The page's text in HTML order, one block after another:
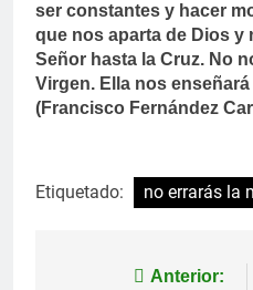
ser constantes y hacer
que nos aparta de Dios y
Señor hasta la Cruz. No
Virgen. Ella nos
(Francisco Fernández
Etiquetado: no errarás la
Navegación
Anterior: